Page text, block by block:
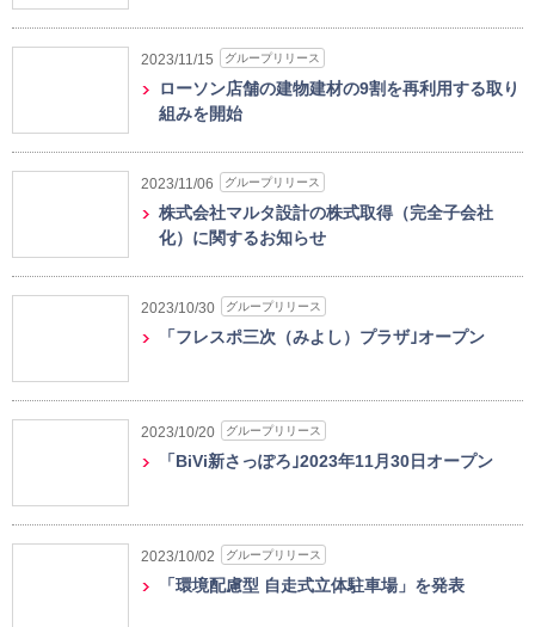
2023/11/15 グループリリース
ローソン店舗の建物建材の9割を再利用する取り
組みを開始
2023/11/06 グループリリース
株式会社マルタ設計の株式取得（完全子会社
化）に関するお知らせ
2023/10/30 グループリリース
「フレスポ三次（みよし）プラザ｣オープン
2023/10/20 グループリリース
「BiVi新さっぽろ｣2023年11月30日オープン
2023/10/02 グループリリース
「環境配慮型 自走式立体駐車場」を発表